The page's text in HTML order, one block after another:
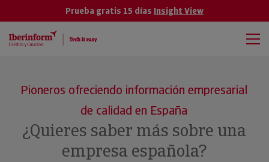
Prueba gratis 15 días Insight View
Pioneros ofreciendo información empresarial
de calidad en España
¿Quieres saber más sobre una
empresa española?